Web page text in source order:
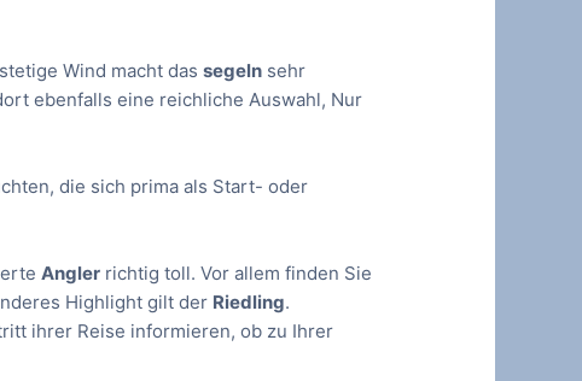
Wind macht das segelnsehr
ebenfalls eine reichliche Auswahl, Nur
die sich prima als Start- oder
Angler richtig toll. Vor allem finden Sie
Highlight gilt der Riedling.
ihrer Reise informieren, ob zu Ihrer